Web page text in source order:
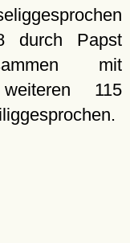
durch Papst
mit
115